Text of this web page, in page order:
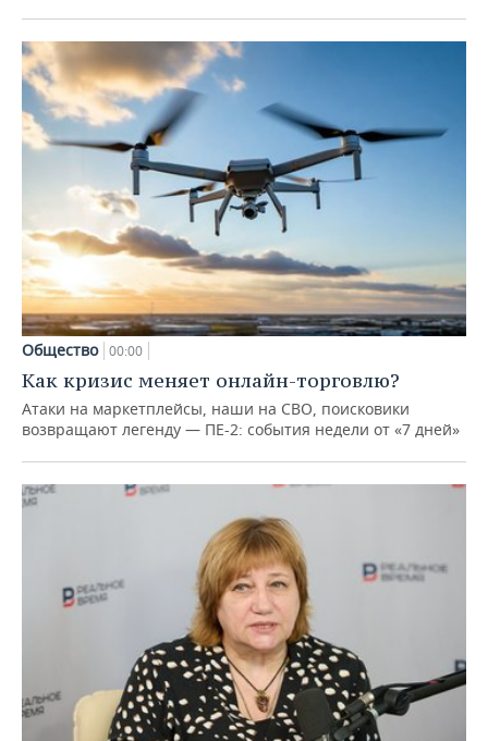
Общество 00:00
Как кризис меняет онлайн-торговлю?
Атаки на маркетплейсы, наши на СВО, поисковики
возвращают легенду — ПЕ-2: события недели от «7 дней»